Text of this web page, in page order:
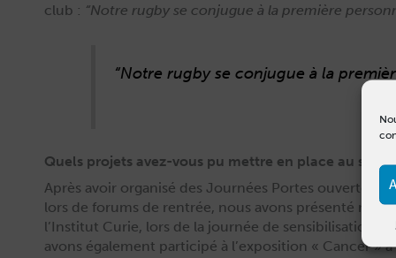
club : “Notre rug­by se con­jugue à la pre­mière
“Notre rug­by se con­jugue à la
Quels projets avez-vous pu mettre en place au sein
Après avoir organ­isé des Journées Portes ouvertes
lors de forums de ren­trée, nous avons présen­té notre
l’Institut Curie, lors de la journée de sen­si­bil­i­sa­tion à l’
avons égale­ment par­ticipé à l’exposition « Can­cer »